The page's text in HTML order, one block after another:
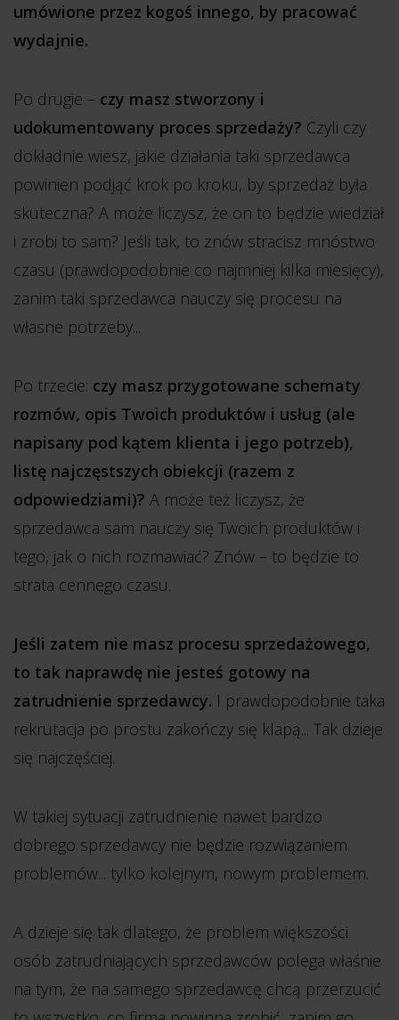
umówione przez kogoś innego, by pracować
wydajnie.
Po drugie – czy masz stworzony i
udokumentowany proces sprzedaży? Czyli czy
dokładnie wiesz, jakie działania taki sprzedawca
powinien podjąć krok po kroku, by sprzedaż była
skuteczna? A może liczysz, że on to będzie wiedział
i zrobi to sam? Jeśli tak, to znów stracisz mnóstwo
czasu (prawdopodobnie co najmniej kilka miesięcy),
zanim taki sprzedawca nauczy się procesu na
własne potrzeby...
Po trzecie: czy masz przygotowane schematy
rozmów, opis Twoich produktów i usług (ale
napisany pod kątem klienta i jego potrzeb),
listę najczęstszych obiekcji (razem z
odpowiedziami)? A może też liczysz, że
sprzedawca sam nauczy się Twoich produktów i
tego, jak o nich rozmawiać? Znów – to będzie to
strata cennego czasu.
Jeśli zatem nie masz procesu sprzedażowego,
to tak naprawdę nie jesteś gotowy na
zatrudnienie sprzedawcy. I prawdopodobnie taka
rekrutacja po prostu zakończy się klapą... Tak dzieje
się najczęściej.
W takiej sytuacji zatrudnienie nawet bardzo
dobrego sprzedawcy nie będzie rozwiązaniem
problemów... tylko kolejnym, nowym problemem.
A dzieje się tak dlatego, że problem większości
osób zatrudniających sprzedawców polega właśnie
na tym, że na samego sprzedawcę chcą przerzucić